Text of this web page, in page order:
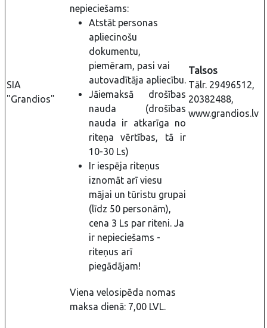
SIA
"Grandios"
nepieciešams:
Atstāt personas
apliecinošu
dokumentu,
piemēram, pasi vai
autovadītāja apliecību.
Jāiemaksā drošības
nauda (drošības
nauda ir atkarīga no
riteņa vērtības, tā ir
10-30 Ls)
Ir iespēja riteņus
iznomāt arī viesu
mājai un tūristu grupai
(līdz 50 personām),
cena 3 Ls par riteni. Ja
ir nepieciešams -
riteņus arī
piegādājam!
Talsos
Tālr. 29496512,
20382488,
www.grandios.lv
Viena velosipēda nomas
maksa dienā: 7,00 LVL.